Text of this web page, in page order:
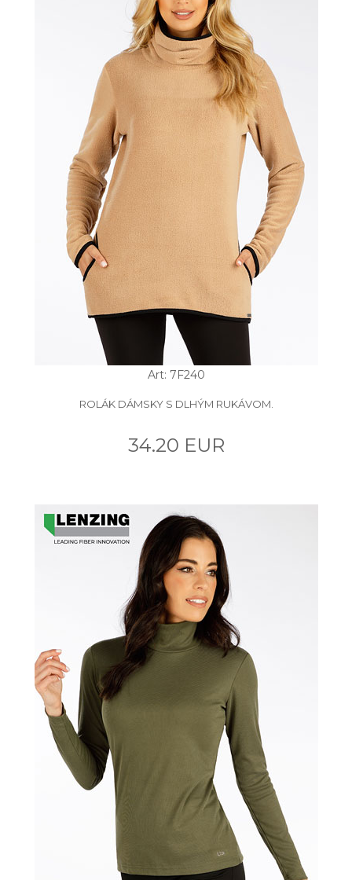
Art: 7F240
ROLÁK DÁMSKY S DLHÝM RUKÁVOM.
34.20 EUR